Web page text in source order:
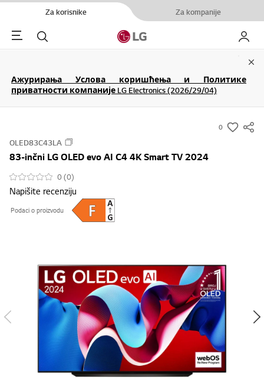
Za korisnike Za kompanije
Menu Pretraga Moj LG
Ажурирања Услова коришћења и Политике
приватности компаније LG Electronics (2026/29/04)
0
s
OLED83C43LA
83-inčni LG OLED evo AI C4 4K Smart TV 2024
0 (0)
Napišite recenziju
Podaci o proizvodu